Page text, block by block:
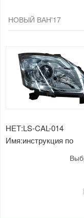
НОВЫЙ ВАН'17
НЕТ:LS-CAL-014
Имя:инструкция по